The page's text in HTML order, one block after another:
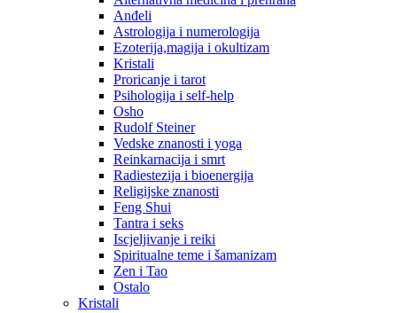
Anđeli
Astrologija i numerologija
Ezoterija,magija i okultizam
Kristali
Proricanje i tarot
Psihologija i self-help
Osho
Rudolf Steiner
Vedske znanosti i yoga
Reinkarnacija i smrt
Radiestezija i bioenergija
Religijske znanosti
Feng Shui
Tantra i seks
Iscjeljivanje i reiki
Spiritualne teme i šamanizam
Zen i Tao
Ostalo
Kristali